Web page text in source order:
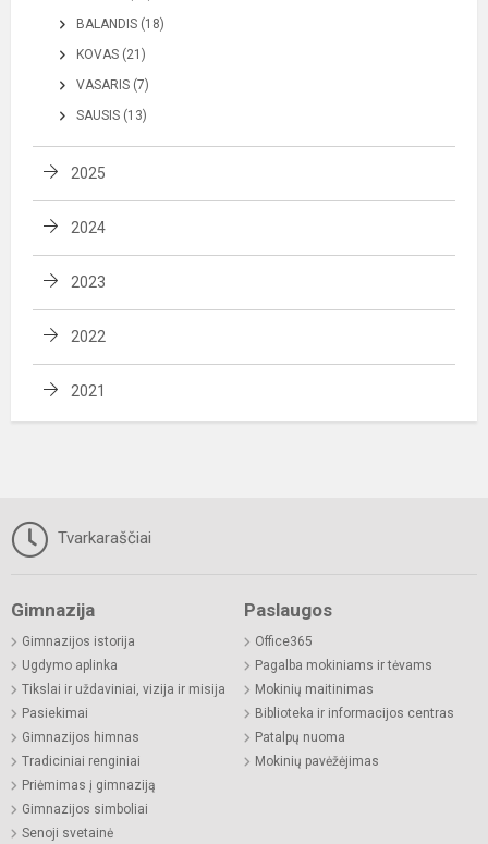
BALANDIS (18)
KOVAS (21)
VASARIS (7)
SAUSIS (13)
2025
2024
2023
2022
2021
Tvarkaraščiai
Gimnazija
Gimnazijos istorija
Ugdymo aplinka
Tikslai ir uždaviniai, vizija ir misija
Pasiekimai
Gimnazijos himnas
Tradiciniai renginiai
Priėmimas į gimnaziją
Gimnazijos simboliai
Senoji svetainė
Paslaugos
Office365
Pagalba mokiniams ir tėvams
Mokinių maitinimas
Biblioteka ir informacijos centras
Patalpų nuoma
Mokinių pavėžėjimas